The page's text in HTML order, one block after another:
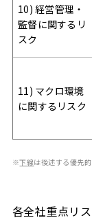
10) 経営管理・
監督に関するリ
スク
11) マクロ環境
に関するリスク
※下線は後述する優先
各全社重点リ